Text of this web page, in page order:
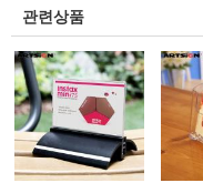
관련상품